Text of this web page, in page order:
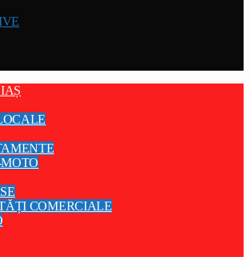
COMERCIALE